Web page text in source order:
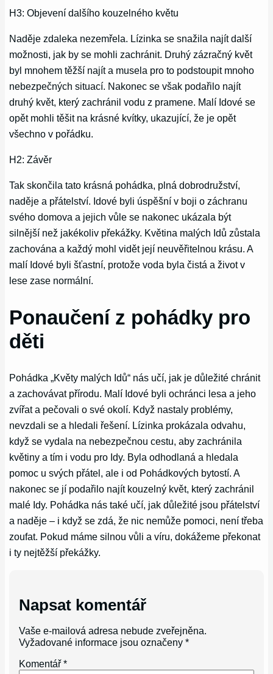
H3: Objevení dalšího kouzelného květu
Naděje zdaleka nezemřela. Lízinka se snažila najít další
možnosti, jak by se mohli zachránit. Druhý zázračný květ
byl mnohem těžší najít a musela pro to podstoupit mnoho
nebezpečných situací. Nakonec se však podařilo najít
druhý květ, který zachránil vodu z pramene. Malí Idové se
opět mohli těšit na krásné kvítky, ukazující, že je opět
všechno v pořádku.
H2: Závěr
Tak skončila tato krásná pohádka, plná dobrodružství,
naděje a přátelství. Idové byli úspěšní v boji o záchranu
svého domova a jejich vůle se nakonec ukázala být
silnější než jakékoliv překážky. Květina malých Idů zůstala
zachována a každý mohl vidět její neuvěřitelnou krásu. A
malí Idové byli šťastní, protože voda byla čistá a život v
lese zase normální.
Ponaučení z pohádky pro
děti
Pohádka „Květy malých Idů“ nás učí, jak je důležité chránit
a zachovávat přírodu. Malí Idové byli ochránci lesa a jeho
zvířat a pečovali o své okolí. Když nastaly problémy,
nevzdali se a hledali řešení. Lízinka prokázala odvahu,
když se vydala na nebezpečnou cestu, aby zachránila
květiny a tím i vodu pro Idy. Byla odhodlaná a hledala
pomoc u svých přátel, ale i od Pohádkových bytostí. A
nakonec se jí podařilo najít kouzelný květ, který zachránil
malé Idy. Pohádka nás také učí, jak důležité jsou přátelství
a naděje – i když se zdá, že nic nemůže pomoci, není třeba
zoufat. Pokud máme silnou vůli a víru, dokážeme překonat
i ty nejtěžší překážky.
Napsat komentář
Vaše e-mailová adresa nebude zveřejněna.
Vyžadované informace jsou označeny*
Komentář*